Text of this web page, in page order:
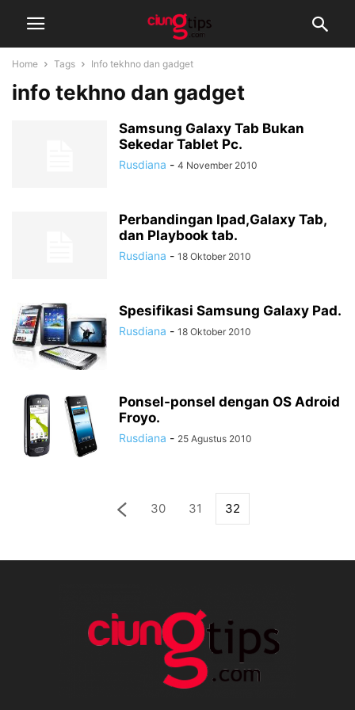
Home Tags Info tekhno dan gadget
info tekhno dan gadget
Samsung Galaxy Tab Bukan
Sekedar Tablet Pc.
Rusdiana - 4 November 2010
Perbandingan Ipad,Galaxy Tab,
dan Playbook tab.
Rusdiana - 18 Oktober 2010
Spesifikasi Samsung Galaxy Pad.
Rusdiana - 18 Oktober 2010
Ponsel-ponsel dengan OS Adroid
Froyo.
Rusdiana - 25 Agustus 2010
30 31 32